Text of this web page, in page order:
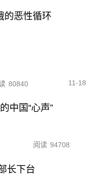
的恶性循环
80840 11-18
中国“心声”
阅读 94708
长下台